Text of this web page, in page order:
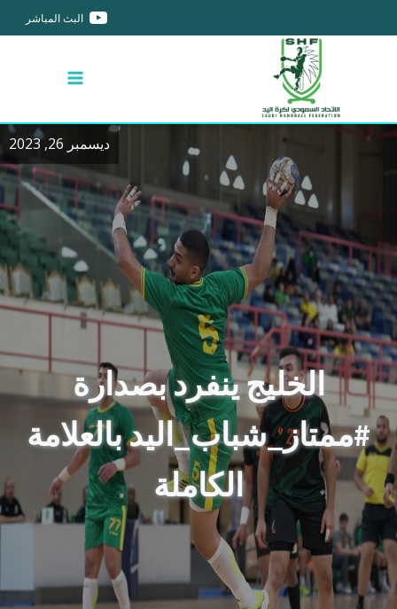
البث المباشر
ديسمبر 26, 2023
الخليج ينفرد بصدارة
#ممتاز_شباب_اليد بالعلامة
الكاملة